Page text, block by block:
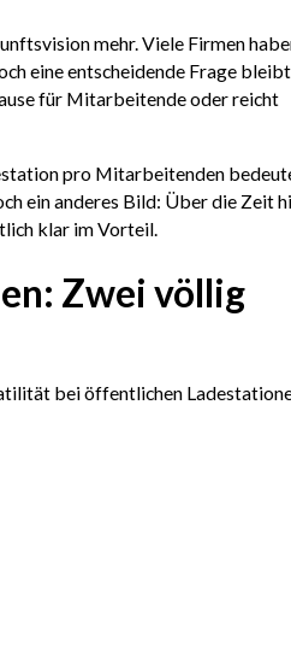
mehr. Viele Firmen
eine entscheidende Frage
für Mitarbeitende oder reicht
pro Mitarbeitenden
ein anderes Bild: Über die Zeit
klar im Vorteil.
Zwei völlig
bei öffentlichen